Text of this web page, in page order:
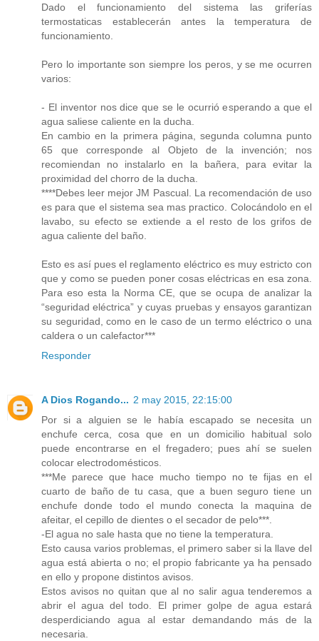
Dado el funcionamiento del sistema las griferías
termostaticas establecerán antes la temperatura de
funcionamiento.
Pero lo importante son siempre los peros, y se me ocurren
varios:
- El inventor nos dice que se le ocurrió esperando a que el
agua saliese caliente en la ducha.
En cambio en la primera página, segunda columna punto
65 que corresponde al Objeto de la invención; nos
recomiendan no instalarlo en la bañera, para evitar la
proximidad del chorro de la ducha.
****Debes leer mejor JM Pascual. La recomendación de uso
es para que el sistema sea mas practico. Colocándolo en el
lavabo, su efecto se extiende a el resto de los grifos de
agua caliente del baño.
Esto es así pues el reglamento eléctrico es muy estricto con
que y como se pueden poner cosas eléctricas en esa zona.
Para eso esta la Norma CE, que se ocupa de analizar la
“seguridad eléctrica” y cuyas pruebas y ensayos garantizan
su seguridad, como en le caso de un termo eléctrico o una
caldera o un calefactor***
Responder
A Dios Rogando... 2 may 2015, 22:15:00
Por si a alguien se le había escapado se necesita un
enchufe cerca, cosa que en un domicilio habitual solo
puede encontrarse en el fregadero; pues ahí se suelen
colocar electrodomésticos.
***Me parece que hace mucho tiempo no te fijas en el
cuarto de baño de tu casa, que a buen seguro tiene un
enchufe donde todo el mundo conecta la maquina de
afeitar, el cepillo de dientes o el secador de pelo***.
-El agua no sale hasta que no tiene la temperatura.
Esto causa varios problemas, el primero saber si la llave del
agua está abierta o no; el propio fabricante ya ha pensado
en ello y propone distintos avisos.
Estos avisos no quitan que al no salir agua tenderemos a
abrir el agua del todo. El primer golpe de agua estará
desperdiciando agua al estar demandando más de la
necesaria.